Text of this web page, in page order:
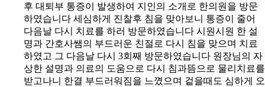
후 대퇴부 통증이 발생하여 지인의 소개로 한의원을 방문
하였습니다 세심하게 진찰후 침을 맞아보니 통증이 줄어
다음날 다시 치료를 하러 방문하였습니다 시원시원 한 설
명과 간호사쌤의 부드러운 친절로 다시 침을 맞으며 치료
하였고 그 다음날 다시 3회째 방문하였습니다 원장님의 자
상한 설명과 의료의 도움으로 다시 침과뜸으로 물리치료를
받고나니 한결 부드러워짐을 느꼈으며 겉을때도 심하게 오